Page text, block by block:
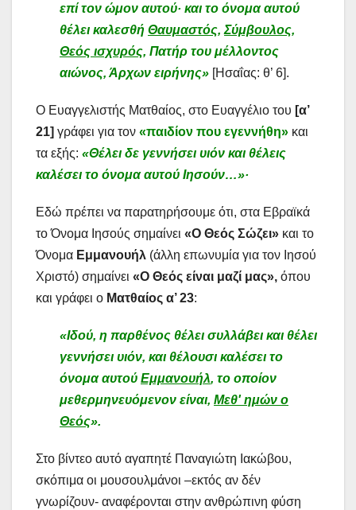
επί τον ώμον αυτού· και το όνομα αυτού
θέλει καλεσθή Θαυμαστός, Σύμβουλος,
Θεός ισχυρός, Πατήρ του μέλλοντος
αιώνος, Άρχων ειρήνης» [Ησαΐας: θ’ 6].
Ο Ευαγγελιστής Ματθαίος, στο Ευαγγέλιο του [α’
21] γράφει για τον «παιδίον που εγεννήθη» και
τα εξής: «Θέλει δε γεννήσει υιόν και θέλεις
καλέσει το όνομα αυτού Ιησούν…»·
Εδώ πρέπει να παρατηρήσουμε ότι, στα Εβραϊκά
το Όνομα Ιησούς σημαίνει «Ο Θεός Σώζει» και το
Όνομα Εμμανουήλ (άλλη επωνυμία για τον Ιησού
Χριστό) σημαίνει «Ο Θεός είναι μαζί μας», όπου
και γράφει ο Ματθαίος α’ 23:
«Ιδού, η παρθένος θέλει συλλάβει και θέλει
γεννήσει υιόν, και θέλουσι καλέσει το
όνομα αυτού Εμμανουήλ, το οποίον
μεθερμηνευόμενον είναι, Μεθ' ημών ο
Θεός».
Στο βίντεο αυτό αγαπητέ Παναγιώτη Ιακώβου,
σκόπιμα οι μουσουλμάνοι –εκτός αν δέν
γνωρίζουν- αναφέρονται στην ανθρώπινη φύση